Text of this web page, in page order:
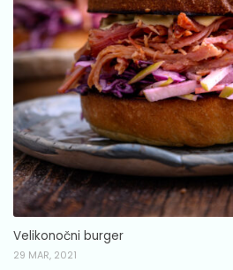
Velikonočni burger
29 MAR, 2021